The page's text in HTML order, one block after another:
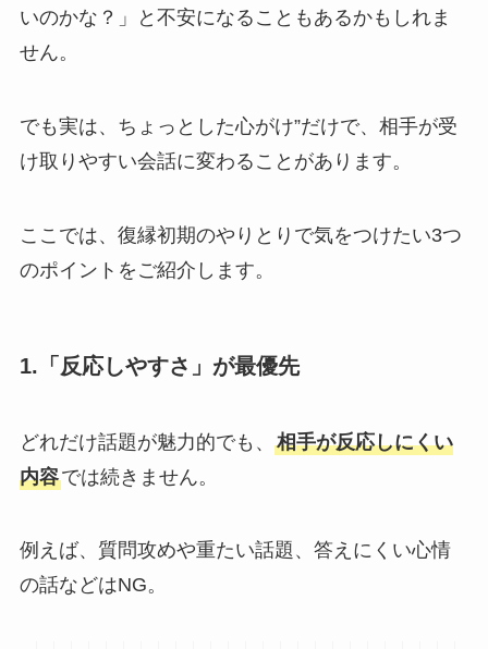
いのかな？」と不安になることもあるかもしれま
せん。
でも実は、ちょっとした心がけ”だけで、相手が受
け取りやすい会話に変わることがあります。
ここでは、復縁初期のやりとりで気をつけたい3つ
のポイントをご紹介します。
1.「反応しやすさ」が最優先
どれだけ話題が魅力的でも、 相手が反応しにくい
内容では続きません。
例えば、質問攻めや重たい話題、答えにくい心情
の話などはNG。